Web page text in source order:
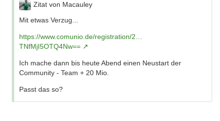
Zitat von Macauley
Mit etwas Verzug...
https://www.comunio.de/registration/2…
TNfMjI5OTQ4Nw==
Ich mache dann bis heute Abend einen Neustart der
Community - Team + 20 Mio.
Passt das so?